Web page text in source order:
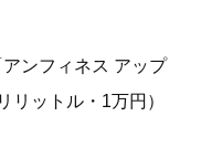
ンフィネス アップ
リットル・1万円）